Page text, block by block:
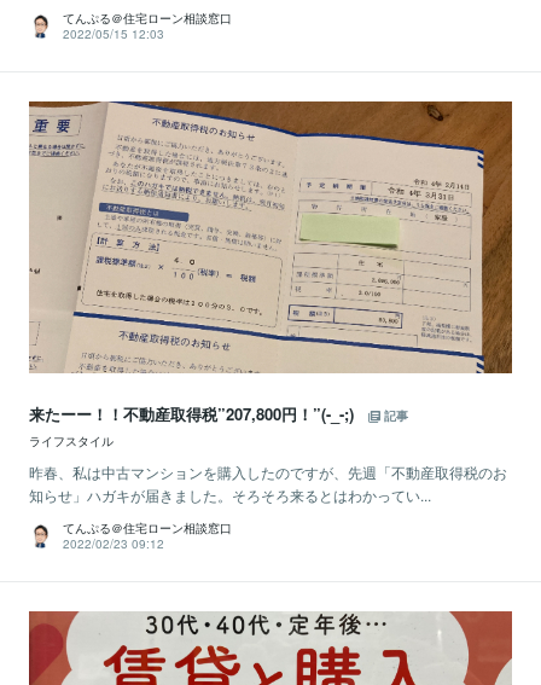
てんぷる＠住宅ローン相談窓口
2022/05/15 12:03
来たーー！！不動産取得税”207,800円！”(-_-;)
記事
ライフスタイル
昨春、私は中古マンションを購入したのですが、先週「不動産取得税のお
知らせ」ハガキが届きました。そろそろ来るとはわかってい...
てんぷる＠住宅ローン相談窓口
2022/02/23 09:12